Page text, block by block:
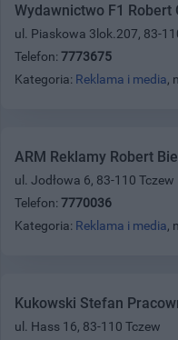
Wydawnictwo F1 Robert
ul. Piaskowa 3lok.207, 83-
Telefon: 7773675
Kategoria: Reklama i media,
ARM Reklamy Robert
ul. Jodłowa 6, 83-110 Tczew
Telefon: 7770036
Kategoria: Reklama i media,
Kukowski Stefan
ul. Hass 16, 83-110 Tczew